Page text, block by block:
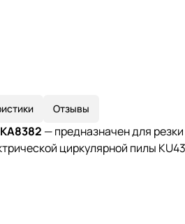
Отзывы
— предназначен для
циркулярной пилы